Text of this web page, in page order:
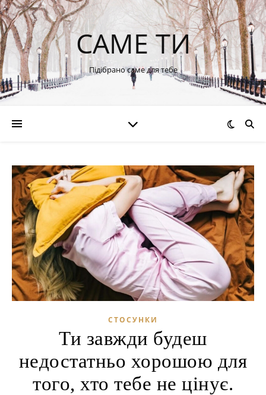
САМЕ ТИ
Підібрано саме для тебе
СТОСУНКИ
Ти завжди будеш
недостатньо хорошою для
того, хто тебе не цінує.